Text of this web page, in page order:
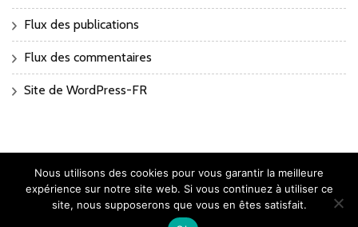
Flux des publications
Flux des commentaires
Site de WordPress-FR
2026 CopyrightIpersonic.Blossom Mommy Blog | Développé par
Nous utilisons des cookies pour vous garantir la meilleure
expérience sur notre site web. Si vous continuez à utiliser ce
site, nous supposerons que vous en êtes satisfait.